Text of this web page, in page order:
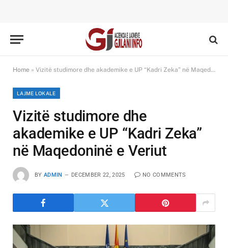
Home » Vizitë studimore dhe akademike e UP “Kadri Zeka” në Maqedoninë e Veriut
LAJME LOKALE
Vizitë studimore dhe
akademike e UP “Kadri Zeka”
në Maqedoninë e Veriut
BY ADMIN DECEMBER 22, 2025 NO COMMENTS